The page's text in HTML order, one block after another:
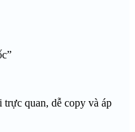
quan, dễ copy và áp